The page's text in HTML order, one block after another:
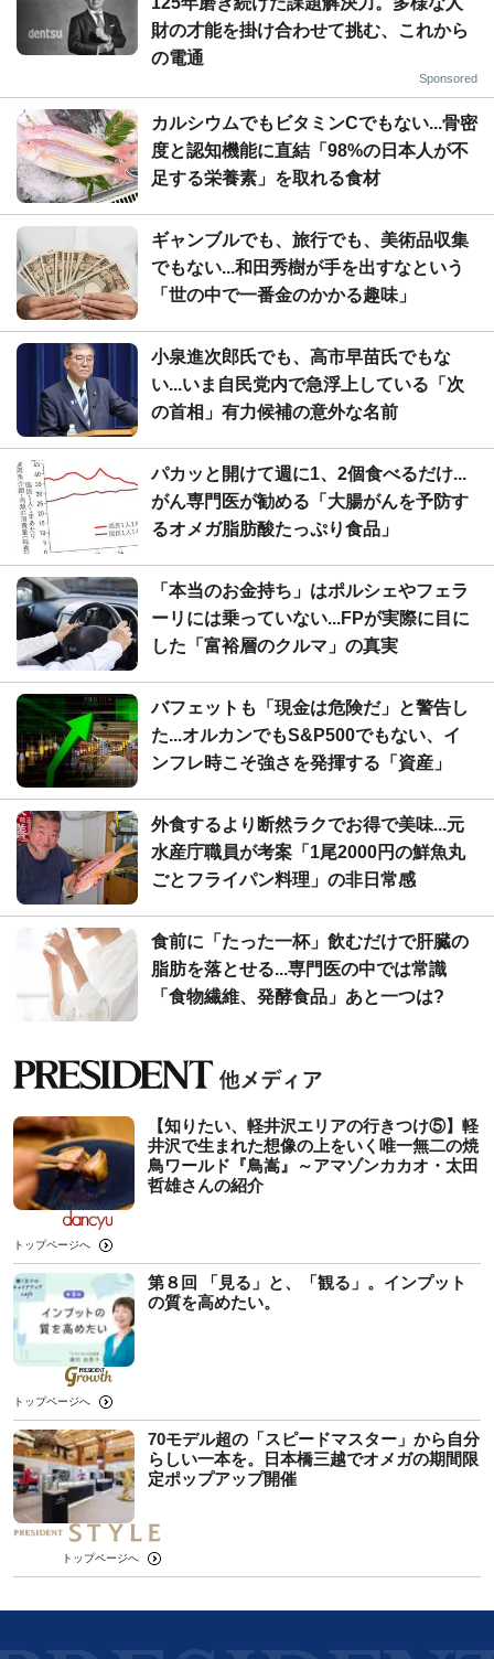
財の才能を掛け合わせて挑む、これから
の電通
Sponsored
カルシウムでもビタミンCでもない...骨密
度と認知機能に直結「98%の日本人が不
足する栄養素」を取れる食材
ギャンブルでも、旅行でも、美術品収集
でもない...和田秀樹が手を出すなという
「世の中で一番金のかかる趣味」
小泉進次郎氏でも、高市早苗氏でもな
い...いま自民党内で急浮上している「次
の首相」有力候補の意外な名前
パカッと開けて週に1、2個食べるだけ...
がん専門医が勧める「大腸がんを予防す
るオメガ脂肪酸たっぷり食品」
「本当のお金持ち」はポルシェやフェラ
ーリには乗っていない...FPが実際に目に
した「富裕層のクルマ」の真実
バフェットも「現金は危険だ」と警告し
た...オルカンでもS&P500でもない、イ
ンフレ時こそ強さを発揮する「資産」
外食するより断然ラクでお得で美味...元
水産庁職員が考案「1尾2000円の鮮魚丸
ごとフライパン料理」の非日常感
食前に「たった一杯」飲むだけで肝臓の
脂肪を落とせる...専門医の中では常識
「食物繊維、発酵食品」あと一つは?
【知りたい、軽井沢エリアの行きつけ⑤】軽
井沢で生まれた想像の上をいく唯一無二の焼
鳥ワールド『鳥嵩』～アマゾンカカオ・太田
哲雄さんの紹介
トップページへ
第８回 「見る」と、「観る」。インプット
の質を高めたい。
トップページへ
70モデル超の「スピードマスター」から自分
らしい一本を。日本橋三越でオメガの期間限
定ポップアップ開催
トップページへ